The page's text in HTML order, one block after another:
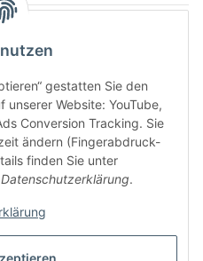
gestatten Sie den
unserer Website: YouTube,
Conversion Tracking. Sie
ändern (Fingerabdruck-
finden Sie unter
Datenschutzerklärung.
in Österreich